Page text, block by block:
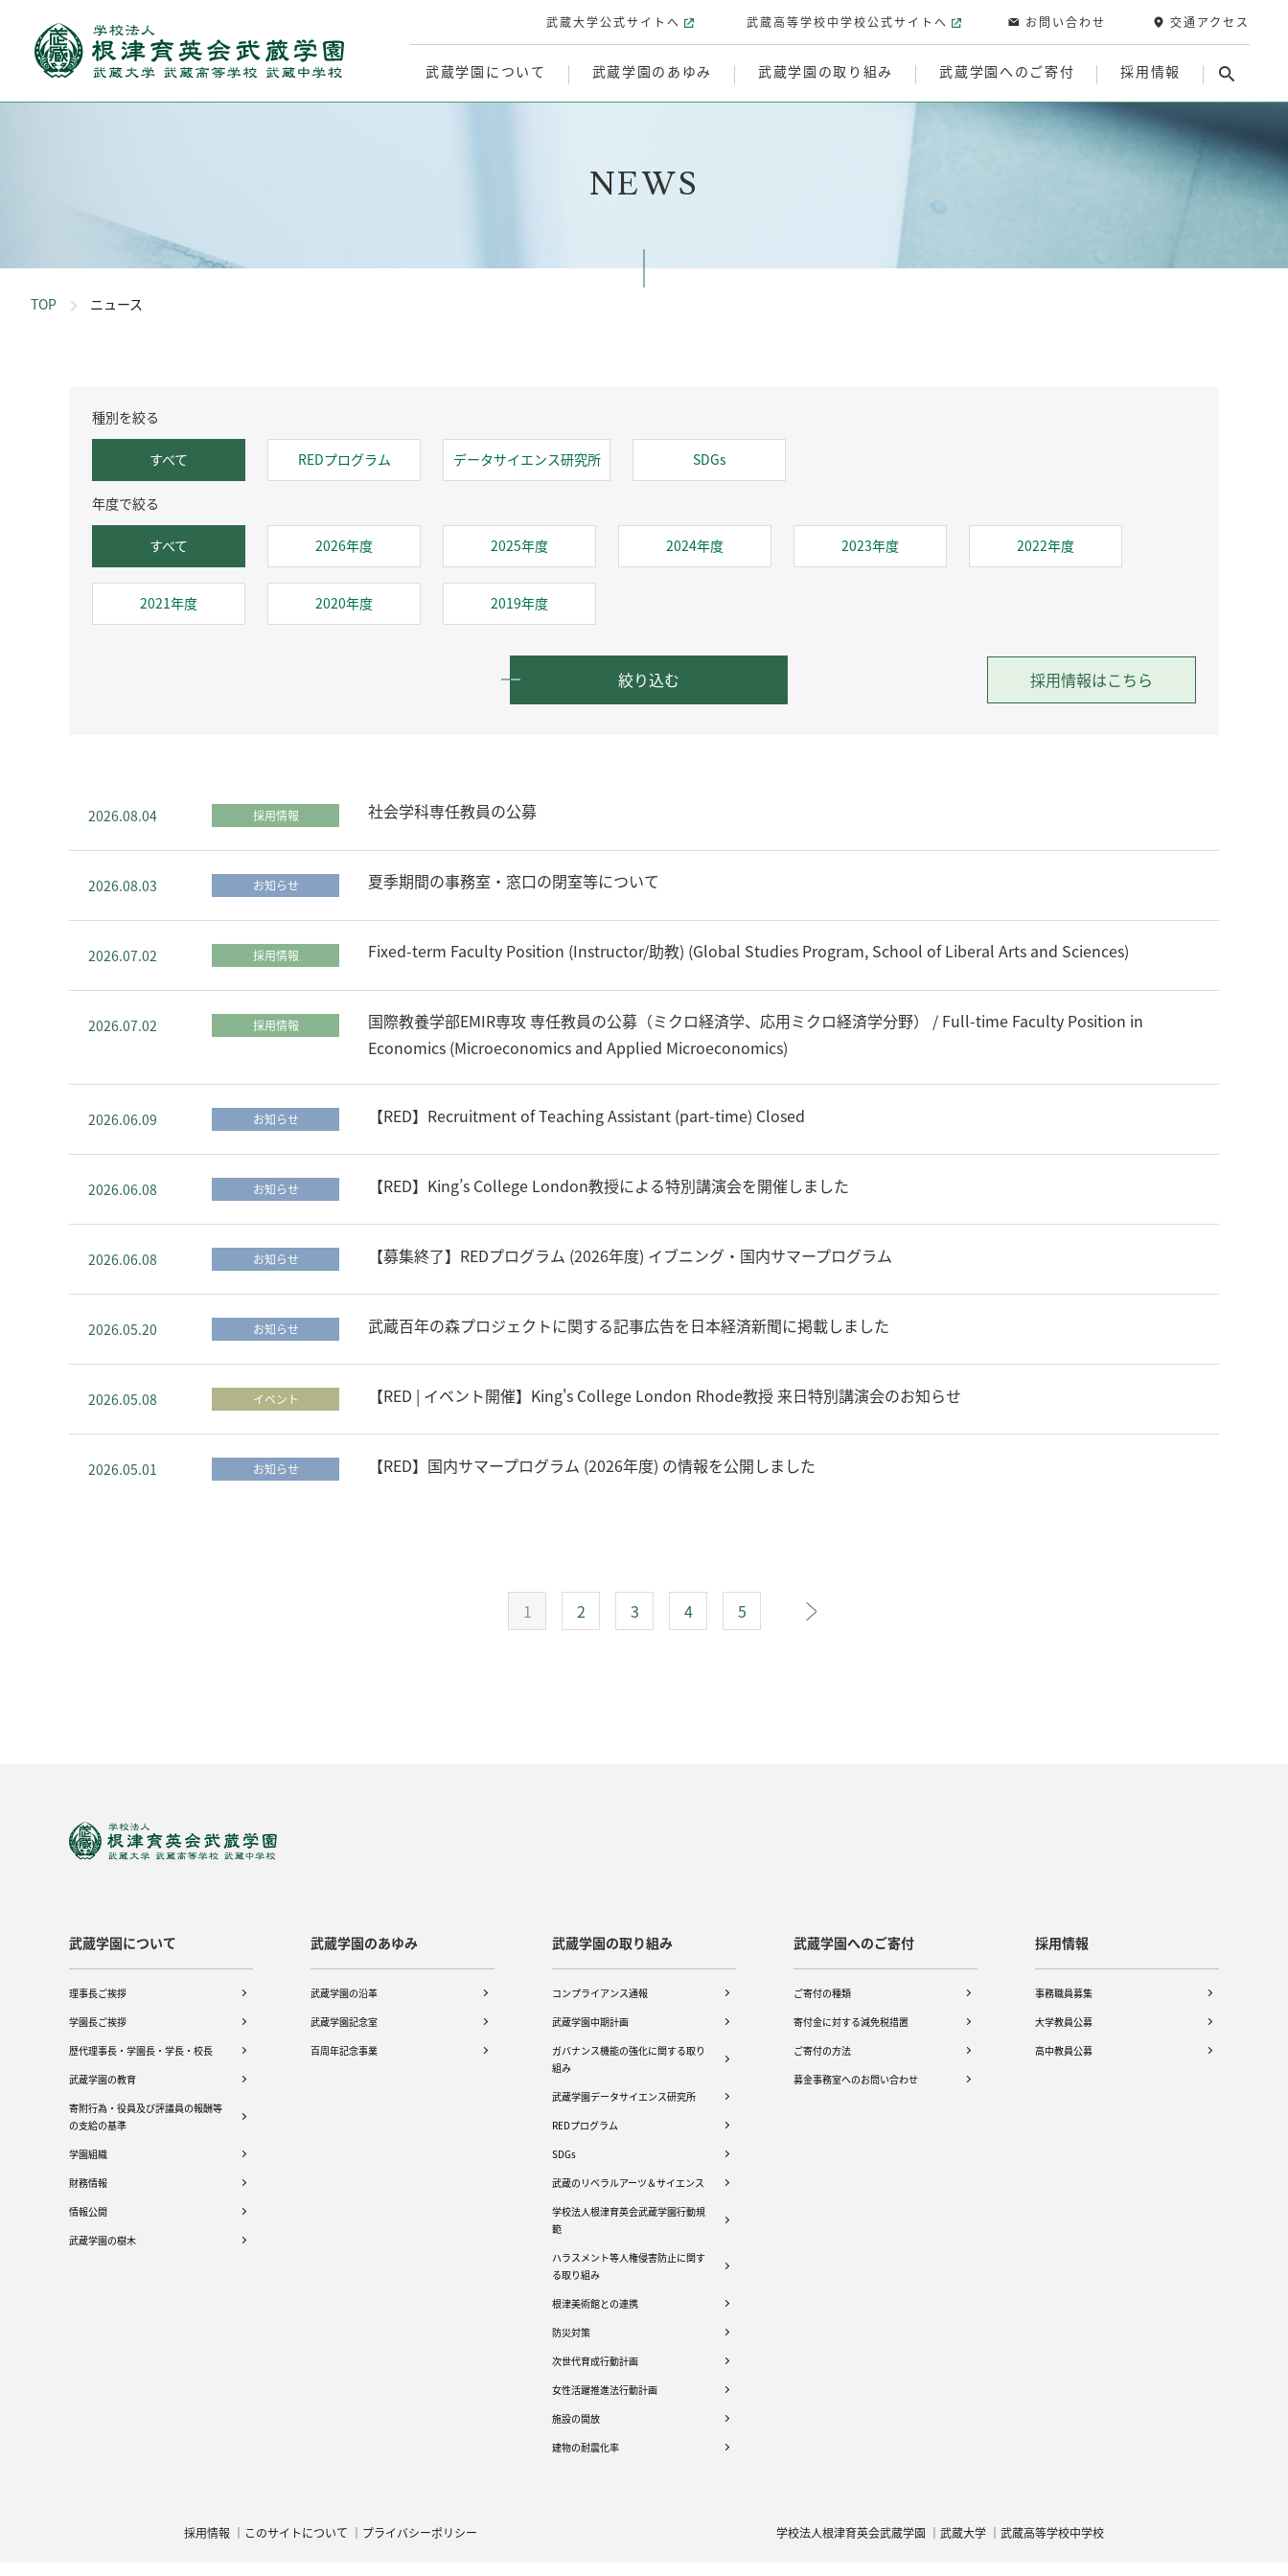
武蔵学園について 武蔵学園のあゆみ 武蔵学園の取り組み 武蔵学園へのご寄付 採用情報
武蔵大学公式サイトへ 武蔵高等学校中学校公式サイトへ お問い合わせ 交通アクセス
NEWS
TOP ニュース
種別を絞る
すべて REDプログラム データサイエンス研究所 SDGs
年度で絞る
すべて 2026年度 2025年度 2024年度 2023年度 2022年度
2021年度 2020年度 2019年度
絞り込む 採用情報はこちら
2026.08.04 採用情報 社会学科専任教員の公募
2026.08.03 お知らせ 夏季期間の事務室・窓口の閉室等について
2026.07.02 採用情報 Fixed-term Faculty Position (Instructor/助教) (Global Studies Program, School of Liberal Arts and Sciences)
2026.07.02 採用情報
国際教養学部EMIR専攻 専任教員の公募（ミクロ経済学、応用ミクロ経済学分野） / Full-time Faculty Position in
Economics (Microeconomics and Applied Microeconomics)
2026.06.09 お知らせ 【RED】Recruitment of Teaching Assistant (part-time) Closed
2026.06.08 お知らせ 【RED】King’s College London教授による特別講演会を開催しました
2026.06.08 お知らせ 【募集終了】REDプログラム (2026年度) イブニング・国内サマープログラム
2026.05.20 お知らせ 武蔵百年の森プロジェクトに関する記事広告を日本経済新聞に掲載しました
2026.05.08 イベント 【RED | イベント開催】King's College London Rhode教授 来日特別講演会のお知らせ
2026.05.01 お知らせ 【RED】国内サマープログラム (2026年度) の情報を公開しました
1 2 3 4 5
武蔵学園について
理事長ご挨拶
学園長ご挨拶
歴代理事長・学園長・学長・校長
武蔵学園の教育
寄附行為・役員及び評議員の報酬等
の支給の基準
学園組織
財務情報
情報公開
武蔵学園の樹木
武蔵学園のあゆみ
武蔵学園の沿革
武蔵学園記念室
百周年記念事業
武蔵学園の取り組み
コンプライアンス通報
武蔵学園中期計画
ガバナンス機能の強化に関する取り
組み
武蔵学園データサイエンス研究所
REDプログラム
SDGs
武蔵のリベラルアーツ＆サイエンス
学校法人根津育英会武蔵学園行動規
範
ハラスメント等人権侵害防止に関す
る取り組み
根津美術館との連携
防災対策
次世代育成行動計画
女性活躍推進法行動計画
施設の開放
建物の耐震化率
武蔵学園へのご寄付
ご寄付の種類
寄付金に対する減免税措置
ご寄付の方法
募金事務室へのお問い合わせ
採用情報
事務職員募集
大学教員公募
高中教員公募
採用情報 このサイトについて プライバシーポリシー 学校法人根津育英会武蔵学園 武蔵大学 武蔵高等学校中学校